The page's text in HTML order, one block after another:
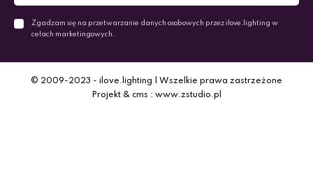
Zgadzam się na przetwarzanie danych osobowych przez ilove.lighting w
celach marketingowych.
© 2009-2023 - ilove.lighting | Wszelkie prawa zastrzeżone
Projekt & cms : www.zstudio.pl